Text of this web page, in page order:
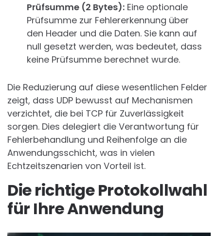
Prüfsumme (2 Bytes): Eine optionale
Prüfsumme zur Fehlererkennung über
den Header und die Daten. Sie kann auf
null gesetzt werden, was bedeutet, dass
keine Prüfsumme berechnet wurde.
Die Reduzierung auf diese wesentlichen Felder
zeigt, dass UDP bewusst auf Mechanismen
verzichtet, die bei TCP für Zuverlässigkeit
sorgen. Dies delegiert die Verantwortung für
Fehlerbehandlung und Reihenfolge an die
Anwendungsschicht, was in vielen
Echtzeitszenarien von Vorteil ist.
Die richtige Protokollwahl
für Ihre Anwendung